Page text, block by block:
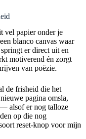
vel papier onder je
blanco canvas waar
er direct uit en
motiverend én zorgt
van poëzie.
de frisheid die het
pagina omsla,
alsof er nog talloze
op die nog
reset-knop voor mijn